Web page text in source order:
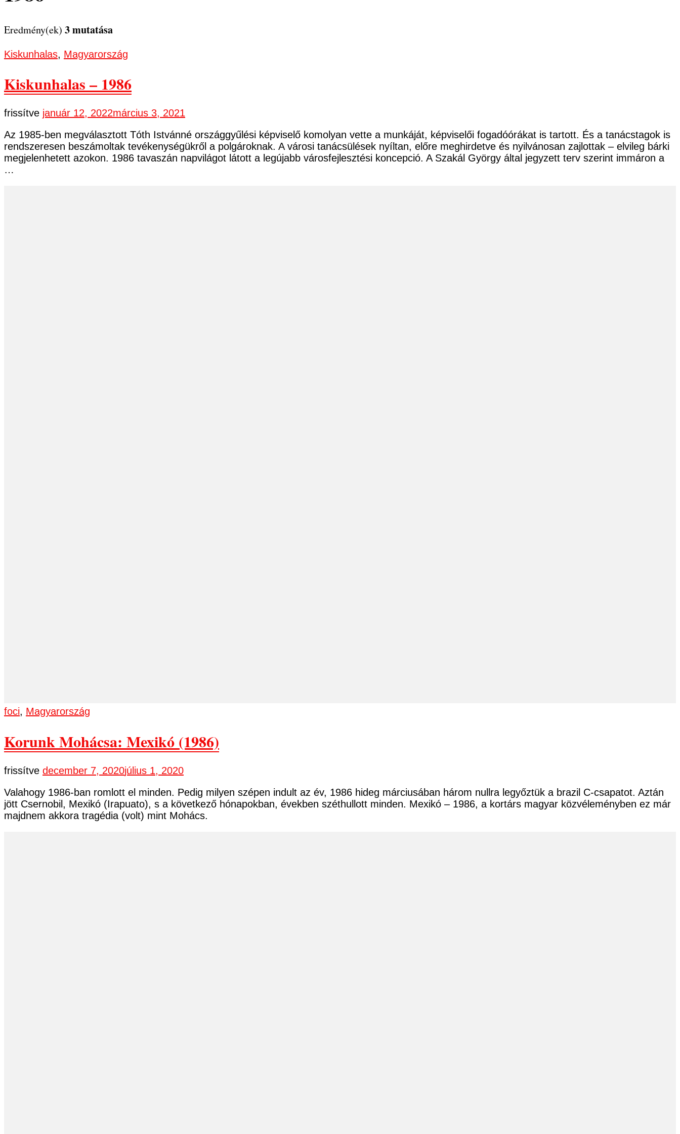
Eredmény(ek) 3 mutatása
Kiskunhalas, Magyarország
Kiskunhalas – 1986
frissítve január 12, 2022március 3, 2021
Az 1985-ben megválasztott Tóth Istvánné országgyűlési képviselő komolyan vette a munkáját, képviselői fogadóórákat is tartott. És a tanácstagok is
rendszeresen beszámoltak tevékenységükről a polgároknak. A városi tanácsülések nyíltan, előre meghirdetve és nyilvánosan zajlottak – elvileg bárki
megjelenhetett azokon. 1986 tavaszán napvilágot látott a legújabb városfejlesztési koncepció. A Szakál György által jegyzett terv szerint immáron a
…
foci, Magyarország
Korunk Mohácsa: Mexikó (1986)
frissítve december 7, 2020július 1, 2020
Valahogy 1986-ban romlott el minden. Pedig milyen szépen indult az év, 1986 hideg márciusában három nullra legyőztük a brazil C-csapatot. Aztán
jött Csernobil, Mexikó (Irapuato), s a következő hónapokban, években széthullott minden. Mexikó – 1986, a kortárs magyar közvéleményben ez már
majdnem akkora tragédia (volt) mint Mohács.